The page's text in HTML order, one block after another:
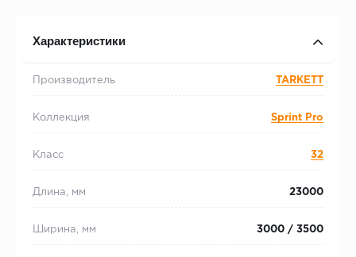
Характеристики
Производитель TARKETT
Коллекция Sprint Pro
Класс 32
Длина, мм 23000
Ширина, мм 3000 / 3500